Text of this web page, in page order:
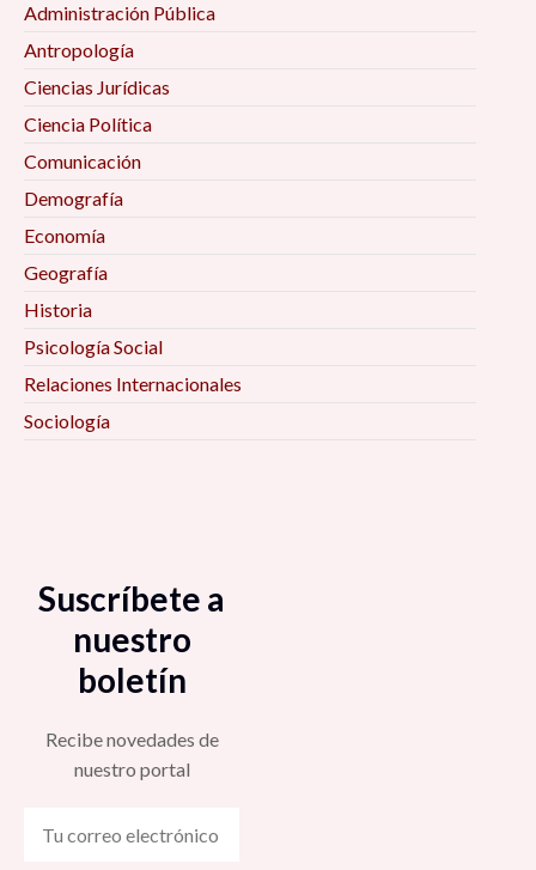
Administración Pública
Antropología
Ciencias Jurídicas
Ciencia Política
Comunicación
Demografía
Economía
Geografía
Historia
Psicología Social
Relaciones Internacionales
Sociología
Suscríbete a
nuestro
boletín
Recibe novedades de
nuestro portal